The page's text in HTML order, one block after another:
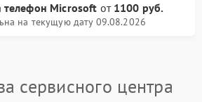
телефон Microsoft от 1100 руб.
на текущую дату 09.08.2026
сервисного центра